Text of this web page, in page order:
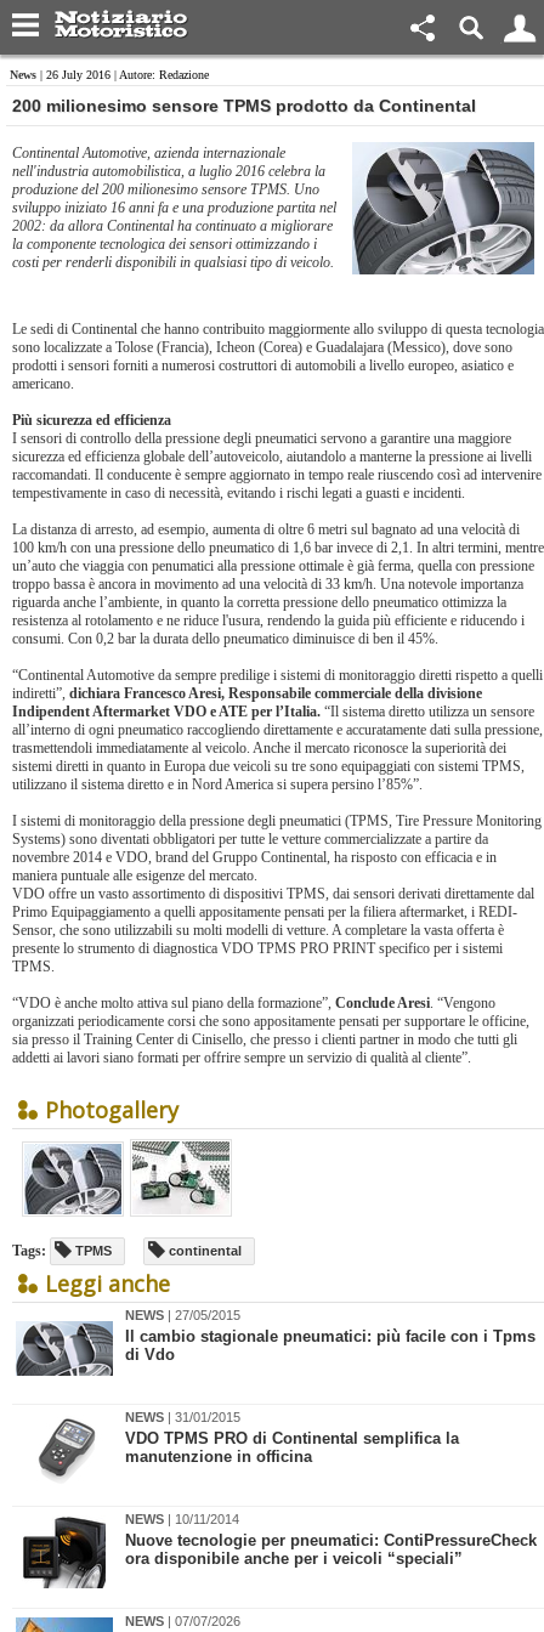
News | 26 July 2016 | Autore: Redazione
200 milionesimo sensore TPMS prodotto da Continental
Continental Automotive, azienda internazionale
nell'industria automobilistica, a luglio 2016 celebra la
produzione del 200 milionesimo sensore TPMS. Uno
sviluppo iniziato 16 anni fa e una produzione partita nel
2002: da allora Continental ha continuato a migliorare
la componente tecnologica dei sensori ottimizzando i
costi per renderli disponibili in qualsiasi tipo di veicolo.
Le sedi di Continental che hanno contribuito maggiormente allo sviluppo di questa tecnologia
sono localizzate a Tolose (Francia), Icheon (Corea) e Guadalajara (Messico), dove sono
prodotti i sensori forniti a numerosi costruttori di automobili a livello europeo, asiatico e
americano.
Più sicurezza ed efficienza
I sensori di controllo della pressione degli pneumatici servono a garantire una maggiore
sicurezza ed efficienza globale dell’autoveicolo, aiutandolo a manterne la pressione ai livelli
raccomandati. Il conducente è sempre aggiornato in tempo reale riuscendo così ad intervenire
tempestivamente in caso di necessità, evitando i rischi legati a guasti e incidenti.
La distanza di arresto, ad esempio, aumenta di oltre 6 metri sul bagnato ad una velocità di
100 km/h con una pressione dello pneumatico di 1,6 bar invece di 2,1. In altri termini, mentre
un’auto che viaggia con penumatici alla pressione ottimale è già ferma, quella con pressione
troppo bassa è ancora in movimento ad una velocità di 33 km/h. Una notevole importanza
riguarda anche l’ambiente, in quanto la corretta pressione dello pneumatico ottimizza la
resistenza al rotolamento e ne riduce l'usura, rendendo la guida più efficiente e riducendo i
consumi. Con 0,2 bar la durata dello pneumatico diminuisce di ben il 45%.
“Continental Automotive da sempre predilige i sistemi di monitoraggio diretti rispetto a quelli
indiretti”, dichiara Francesco Aresi, Responsabile commerciale della divisione
Indipendent Aftermarket VDO e ATE per l’Italia. “Il sistema diretto utilizza un sensore
all’interno di ogni pneumatico raccogliendo direttamente e accuratamente dati sulla pressione,
trasmettendoli immediatamente al veicolo. Anche il mercato riconosce la superiorità dei
sistemi diretti in quanto in Europa due veicoli su tre sono equipaggiati con sistemi TPMS,
utilizzano il sistema diretto e in Nord America si supera persino l’85%”.
I sistemi di monitoraggio della pressione degli pneumatici (TPMS, Tire Pressure Monitoring
Systems) sono diventati obbligatori per tutte le vetture commercializzate a partire da
novembre 2014 e VDO, brand del Gruppo Continental, ha risposto con efficacia e in
maniera puntuale alle esigenze del mercato.
VDO offre un vasto assortimento di dispositivi TPMS, dai sensori derivati direttamente dal
Primo Equipaggiamento a quelli appositamente pensati per la filiera aftermarket, i REDI-
Sensor, che sono utilizzabili su molti modelli di vetture. A completare la vasta offerta è
presente lo strumento di diagnostica VDO TPMS PRO PRINT specifico per i sistemi
TPMS.
“VDO è anche molto attiva sul piano della formazione”, Conclude Aresi. “Vengono
organizzati periodicamente corsi che sono appositamente pensati per supportare le officine,
sia presso il Training Center di Cinisello, che presso i clienti partner in modo che tutti gli
addetti ai lavori siano formati per offrire sempre un servizio di qualità al cliente”.
Photogallery
Tags: TPMS continental
Leggi anche
NEWS | 27/05/2015
Il cambio stagionale pneumatici: più facile con i Tpms
di Vdo
NEWS | 31/01/2015
VDO TPMS PRO di Continental semplifica la
manutenzione in officina
NEWS | 10/11/2014
Nuove tecnologie per pneumatici: ContiPressureCheck
ora disponibile anche per i veicoli “speciali”
NEWS | 07/07/2026